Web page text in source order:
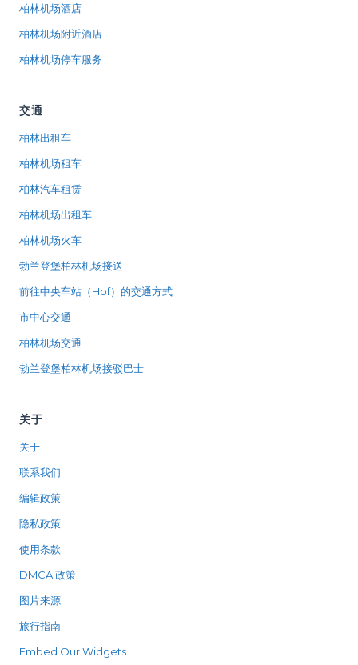
柏林机场酒店
柏林机场附近酒店
柏林机场停车服务
交通
柏林出租车
柏林机场租车
柏林汽车租赁
柏林机场出租车
柏林机场火车
勃兰登堡柏林机场接送
前往中央车站（Hbf）的交通方式
市中心交通
柏林机场交通
勃兰登堡柏林机场接驳巴士
关于
关于
联系我们
编辑政策
隐私政策
使用条款
DMCA 政策
图片来源
旅行指南
Embed Our Widgets